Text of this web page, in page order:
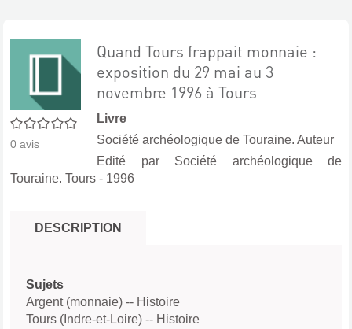
0/5
0 avis
Quand Tours frappait monnaie :
exposition du 29 mai au 3
novembre 1996 à Tours
Livre
Société archéologique de Touraine. Auteur
Edité par Société archéologique de
Touraine. Tours - 1996
DESCRIPTION
Sujets
Argent (monnaie) -- Histoire
Tours (Indre-et-Loire) -- Histoire